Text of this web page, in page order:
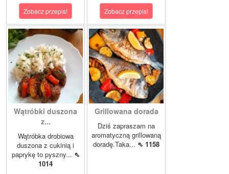
Zobacz przepis! Zobacz przepis!
Wątróbki duszona
z...
Wątróbka drobiowa
duszona z cukinią i
paprykę to pyszny... ⇖
1014
Grillowana dorada
Dziś zapraszam na
aromatyczną grillowaną
doradę.Taka... ⇖ 1158